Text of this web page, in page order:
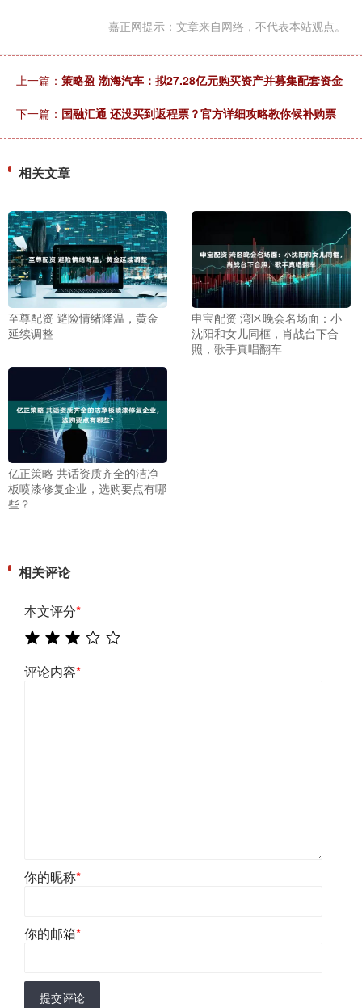
嘉正网提示：文章来自网络，不代表本站观点。
上一篇： 策略盈 渤海汽车：拟27.28亿元购买资产并募集配套资金
下一篇： 国融汇通 还没买到返程票？官方详细攻略教你候补购票
相关文章
至尊配资 避险情绪降温，黄金
延续调整
申宝配资 湾区晚会名场面：小
沈阳和女儿同框，肖战台下合
照，歌手真唱翻车
亿正策略 共话资质齐全的洁净
板喷漆修复企业，选购要点有哪
些？
相关评论
本文评分*
评论内容*
你的昵称*
你的邮箱*
提交评论